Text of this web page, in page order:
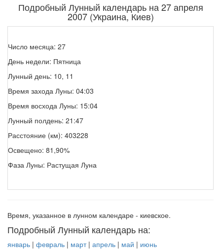
Подробный Лунный календарь на 27 апреля
2007 (Украина, Киев)
Число месяца: 27
День недели: Пятница
Лунный день: 10, 11
Время захода Луны: 04:03
Время восхода Луны: 15:04
Лунный полдень: 21:47
Расстояние (км): 403228
Освещено: 81,90%
Фаза Луны: Растущая Луна
Время, указанное в лунном календаре - киевское.
Подробный Лунный календарь на:
январь | февраль | март| апрель | май | июнь